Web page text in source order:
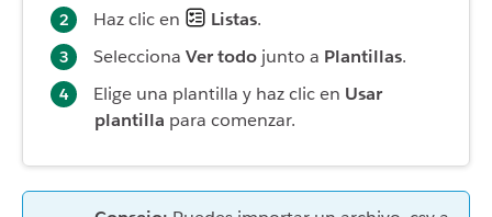
Haz clic en
Listas.
Selecciona Ver todo junto a Plantillas.
Elige una plantilla y haz clic en Usar
plantilla para comenzar.